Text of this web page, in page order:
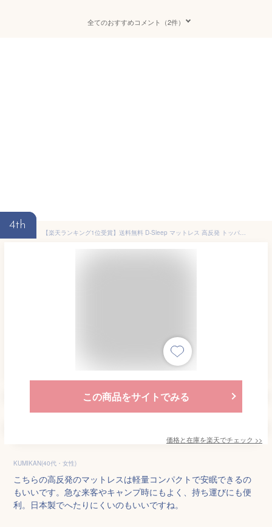
全てのおすすめコメント（2件）
4th
【楽天ランキング1位受賞】送料無料 D-Sleep マットレス 高反発 トッパー ベッドパット 薄型 硬め かため 収納 軽量コンパクト コンパクトマットレス 凹凸 波形 持ち運び 薄い 車中泊 来客用 キャンプ お昼寝 日本製 メーカー直販 アーケム ブリヂストン
この商品をサイトでみる
価格と在庫を楽天でチェック >>
KUMIKAN(40代・女性)
こちらの高反発のマットレスは軽量コンパクトで安眠できるの
もいいです。急な来客やキャンプ時にもよく、持ち運びにも便
利。日本製でへたりにくいのもいいですね。